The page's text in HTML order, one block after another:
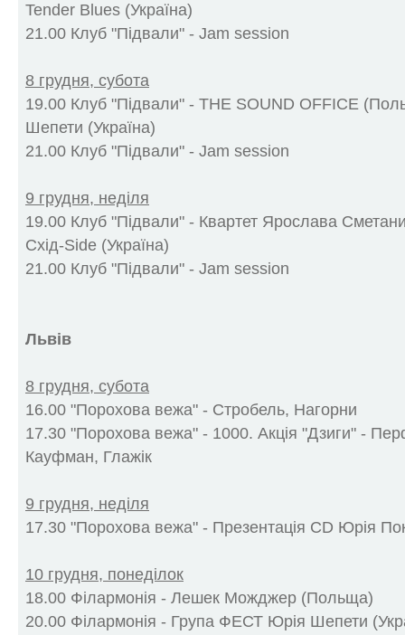
Tender Blues (Україна)
21.00 Клуб "Підвали" - Jam session
8 грудня, субота
19.00 Клуб "Підвали" - THE SOUND OFFICE
Шепети (Україна)
21.00 Клуб "Підвали" - Jam session
9 грудня, неділя
19.00 Клуб "Підвали" - Квартет Ярослава
Схід-Side (Україна)
21.00 Клуб "Підвали" - Jam session
Львів
8 грудня, субота
16.00 "Порохова вежа" - Стробель, Нагорни
17.30 "Порохова вежа" - 1000. Акція "Дзиги" -
Кауфман, Глажік
9 грудня, неділя
17.30 "Порохова вежа" - Презентація CD Юрія
10 грудня, понеділок
18.00 Філармонія - Лешек Можджер (Польща)
20.00 Філармонія - Група ФЕСТ Юрія Шепети